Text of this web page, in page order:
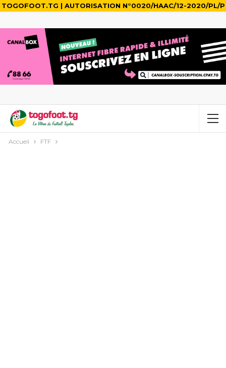
TOGOFOOT.TG | AUTORISATION N°0020/HAAC/12-2020/PL/P
Accueil FTF